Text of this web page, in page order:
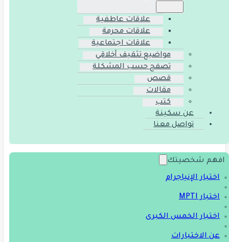
علاقات عاطفية
علاقات محرمة
علاقات اجتماعية
مواضيع تثقيف أخلاقي
تصفح حسب المشكلة
قصص
مقالات
كتب
عن سكينة
تواصل معنا
افهم شخصيتك
اختبار الإنياجرام
اختبار MPTI
اختبار الخمس الكبرى
عن الاختبارات